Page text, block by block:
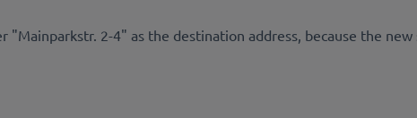
"Mainparkstr. 2-4" as the destination address, because the